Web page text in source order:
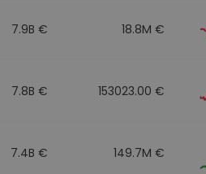
7.9B € 18.8M €
7.8B € 153023.00 €
7.4B € 149.7M €